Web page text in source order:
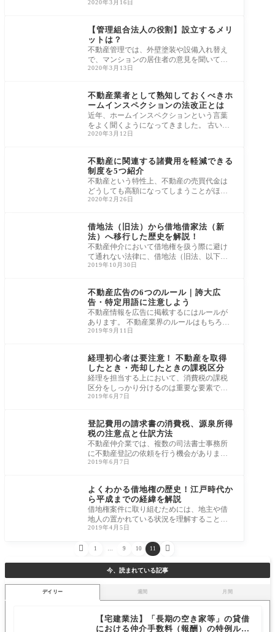
なりません。 地主や物件所有者である賃貸
2020年3月16日
【管理組合法人の役割】設立するメリ
ットは？
不動産管理では、外壁塗装や設備入れ替え
で、マンションの居住者の意見を聞いて管
理業務を行なっていきます。 住人は定期的
2020年3月13日
不動産業者として熟知しておくべきホ
ームインスペクションの法改正とは
近年、ホームインスペクションという言葉
をよく聞くようになってきました。 古い住
宅では、台所の配管が詰まったり、外壁に
2020年3月12日
不動産に関連する諸費用を軽減できる
制度を5つ紹介
不動産という特性上、不動産の売買代金は
どうしても高額になってしまうことがほと
んどでしょう。ですから、買主からすれば
2020年2月26日
借地法（旧法）から借地借家法（新
法）へ移行した歴史を解説！
不動産仲介において借地権を扱う際に避け
て通れない法律に、借地法（旧法、以下
「旧借地法」という）と借地借家法（現行
2019年10月30日
不動産広告の6つのルール｜誇大広
告・特定用語に注意しよう
不動産情報を広告に掲載するにはルールが
あります。 不動産業界のルールはもちろん
ですが、広告の場合は法律による規制を受
2019年9月11日
経理初心者は要注意！ 不動産を取得
したとき・売却したときの課税区分
経理を担当する上において、消費税の課税
区分をしっかり分けるのは重要な要素で
す。 特に土地や建物などの課税区分を間違
2019年6月7日
登記費用の請求書の消費税、源泉所得
税の注意点と仕訳方法
不動産仲介業では、複数の司法書士事務所
に不動産登記の依頼を行う機会がありま
す。 ところが送られてくる請求書を見る
2019年6月7日
よくわかる借地権の歴史！江戸時代か
ら平成までの経緯を解説
借地権案件に取り組むためには、地主や借
地人の置かれている状況を理解することが
必要です。 その為には、何故借地権が生ま
2019年4月5日
 1 9 10 11 
今、読まれている記事
デイリー 週間 月間
【宅建業法】「長期の空き家等」の貸借
における仲介手数料（報酬）の特例ルー